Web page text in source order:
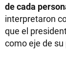
de cada
interpretaron
que el
como eje de